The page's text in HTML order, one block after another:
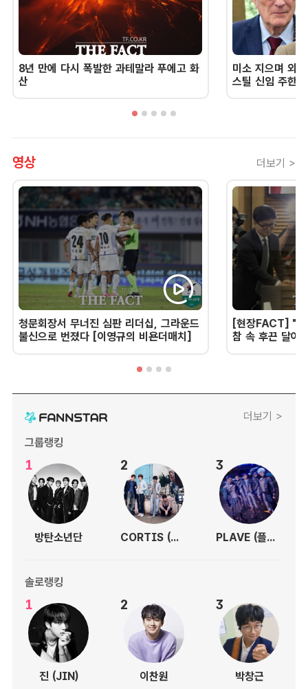
8년 만에 다시 폭발한 과테말라 푸에고 화
산
미소 지으며 외
스틸 신임 주한
영상 더보기 >
청문회장서 무너진 심판 리더십, 그라운드
불신으로 번졌다 [이영규의 비욘더매치]
[현장FACT] "한
참 속 후끈 달아
더보기 >
그룹랭킹
1
방탄소년단
2
CORTIS (코르티스)
3
PLAVE (플레이브)
솔로랭킹
1
진 (JIN)
2
이찬원
3
박창근